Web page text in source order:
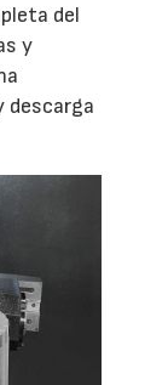
del
y
descarga